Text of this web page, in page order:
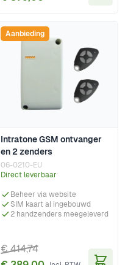
Intratone GSM ontvanger
en 2 zenders
06-0210-EU
Direct leverbaar
Beheer via website
SIM kaart al ingebouwd
2 handzenders meegeleverd
€ 414,74
Aanbieding